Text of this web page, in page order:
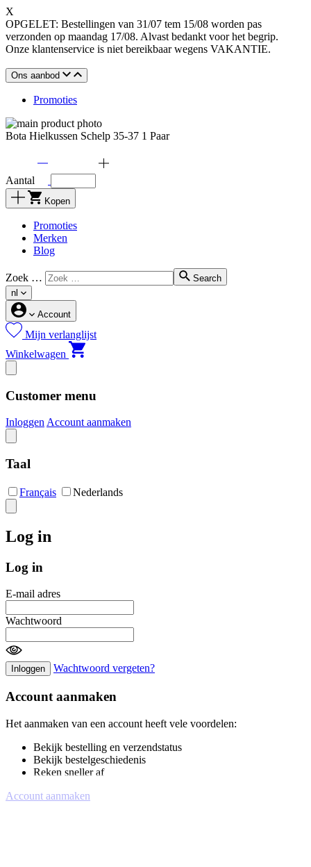
X
OPGELET: Bestellingen van 31/07 tem 15/08 worden pas
verzonden op maandag 17/08. Alvast bedankt voor het begrip.
Onze klantenservice is niet bereikbaar wegens VAKANTIE.
Ons aanbod
Promoties
Bota Hielkussen Schelp 35-37 1 Paar
Aantal
Kopen
Promoties
Merken
Blog
Zoek …
Search
nl
Account
Mijn verlanglijst
Winkelwagen
Customer menu
InloggenAccount aanmaken
Taal
Français Nederlands
Log in
Log in
E-mail adres
Wachtwoord
Inloggen Wachtwoord vergeten?
Account aanmaken
Het aanmaken van een account heeft vele voordelen:
Bekijk bestelling en verzendstatus
Bekijk bestelgeschiedenis
Reken sneller af
Account aanmaken